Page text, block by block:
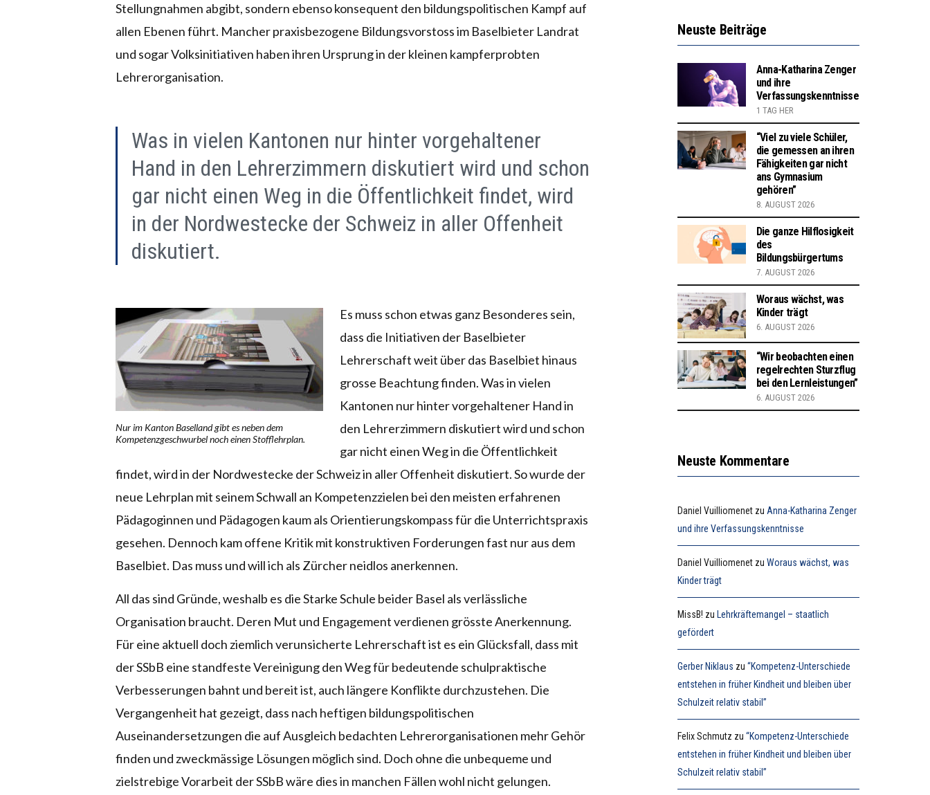
Stellungnahmen abgibt, sondern ebenso konsequent den bildungspolitischen Kampf auf
allen Ebenen führt. Mancher praxisbezogene Bildungsvorstoss im Baselbieter Landrat
und sogar Volksinitiativen haben ihren Ursprung in der kleinen kampferprobten
Lehrerorganisation.
Was in vielen Kantonen nur hinter vorgehaltener
Hand in den Lehrerzimmern diskutiert wird und schon
gar nicht einen Weg in die Öffentlichkeit findet, wird
in der Nordwestecke der Schweiz in aller Offenheit
diskutiert.
Nur im Kanton Baselland gibt es neben dem
Kompetenzgeschwurbel noch einen Stofflehrplan.
Es muss schon etwas ganz Besonderes sein,
dass die Initiativen der Baselbieter
Lehrerschaft weit über das Baselbiet hinaus
grosse Beachtung finden. Was in vielen
Kantonen nur hinter vorgehaltener Hand in
den Lehrerzimmern diskutiert wird und schon
gar nicht einen Weg in die Öffentlichkeit
findet, wird in der Nordwestecke der Schweiz in aller Offenheit diskutiert. So wurde der
neue Lehrplan mit seinem Schwall an Kompetenzzielen bei den meisten erfahrenen
Pädagoginnen und Pädagogen kaum als Orientierungskompass für die Unterrichtspraxis
gesehen. Dennoch kam offene Kritik mit konstruktiven Forderungen fast nur aus dem
Baselbiet. Das muss und will ich als Zürcher neidlos anerkennen.
All das sind Gründe, weshalb es die Starke Schule beider Basel als verlässliche
Organisation braucht. Deren Mut und Engagement verdienen grösste Anerkennung.
Für eine aktuell doch ziemlich verunsicherte Lehrerschaft ist es ein Glücksfall, dass mit
der SSbB eine standfeste Vereinigung den Weg für bedeutende schulpraktische
Verbesserungen bahnt und bereit ist, auch längere Konflikte durchzustehen. Die
Vergangenheit hat gezeigt, dass nach heftigen bildungspolitischen
Auseinandersetzungen die auf Ausgleich bedachten Lehrerorganisationen mehr Gehör
finden und zweckmässige Lösungen möglich sind. Doch ohne die unbequeme und
zielstrebige Vorarbeit der SSbB wäre dies in manchen Fällen wohl nicht gelungen.
Neuste Beiträge
Anna-Katharina Zenger
und ihre
Verfassungskenntnisse
1 TAG HER
“Viel zu viele Schüler,
die gemessen an ihren
Fähigkeiten gar nicht
ans Gymnasium
gehören”
8. AUGUST 2026
Die ganze Hilflosigkeit
des
Bildungsbürgertums
7. AUGUST 2026
Woraus wächst, was
Kinder trägt
6. AUGUST 2026
“Wir beobachten einen
regelrechten Sturzflug
bei den Lernleistungen”
6. AUGUST 2026
Neuste Kommentare
Daniel Vuilliomenet zuAnna-Katharina Zenger
und ihre Verfassungskenntnisse
Daniel Vuilliomenet zuWoraus wächst, was
Kinder trägt
MissB! zu Lehrkräftemangel – staatlich
gefördert
Gerber Niklaus zu“Kompetenz-Unterschiede
entstehen in früher Kindheit und bleiben über
Schulzeit relativ stabil”
Felix Schmutz zu“Kompetenz-Unterschiede
entstehen in früher Kindheit und bleiben über
Schulzeit relativ stabil”